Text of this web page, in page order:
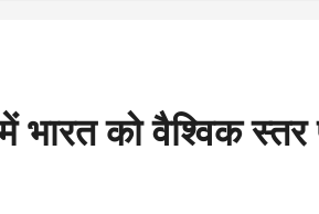
भारत को वैश्विक